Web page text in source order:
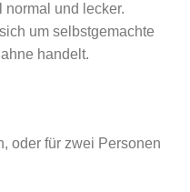
normal und lecker.
um selbstgemachte
handelt.
oder für zwei Personen